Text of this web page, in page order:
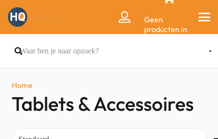
Geen
producten in
Home
Tablets & Accessoires